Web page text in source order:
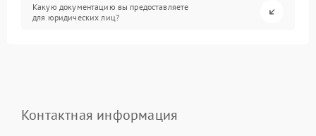
Какую документацию вы предоставляете
для юридических лиц?
Контактная информация